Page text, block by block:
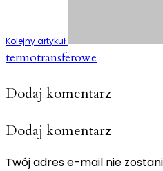
Kolejny artykuł
termotransferowe
Dodaj komentarz
Dodaj komentarz
Twój adres e-mail nie